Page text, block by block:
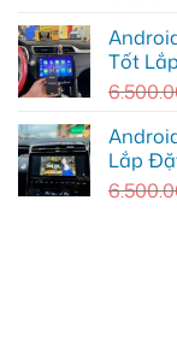
Tốt
Lắp